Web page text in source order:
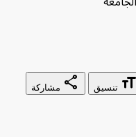
تنسيق share مشاركة